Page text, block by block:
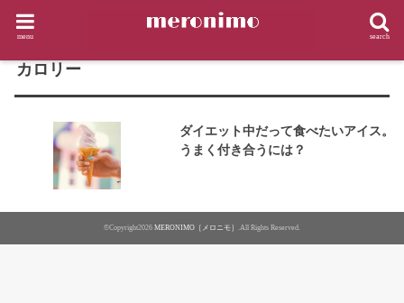
search
menu
HOME
カロリー
ダイエット中だって食べたいアイス。
うまく付き合うには？
©Copyright2026 MERONIMO［メロニモ］ .All Rights Reserved.